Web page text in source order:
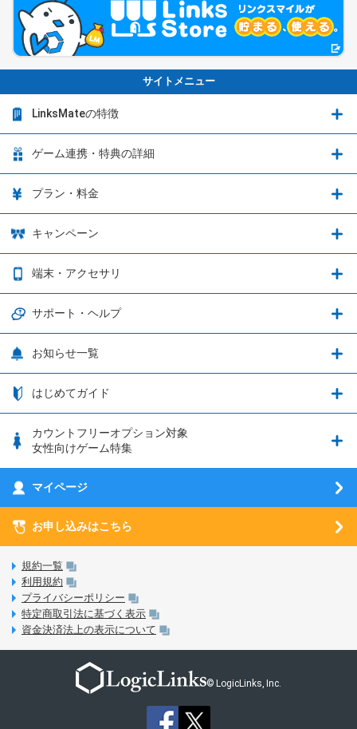
サイトメニュー
LinksMateの特徴
LinksMateの特徴
音声通話料金がもっとオトクに
データ通信容量繰り越し
通信エリアと通信速度状況
つながる端末保証
フィルタリングアプリ
5G回線オプションについて
LINE年齢認証について
LinksStoreについて
ゲーム連携・特典の詳細
ゲーム連携・特典の詳細
ブレイブソード×ブレイズソウル
ウマ娘 プリティーダービー
プリンセスコネクト！Re:Dive
釣り★スタ
ウマスクについて
プラン・料金
プラン・料金
3種類のSIMタイプ
日割り計算
キャンペーン
お得なキャンペーン実施中！
OPPO端末購入キャンペーン第5弾
端末・アクセサリ
端末・アクセサリ
iPhone利用について
動作確認済み端末一覧
サポート・ヘルプ
サポート・ヘルプ
nanoSIM･microSIM･通常SIMの初期設定方法
eSIMの初期設定方法
MVNOのギモンを解消！
3Dセキュアについて
未成年者の方のご契約
通信制限について
動作確認済み端末一覧
お知らせ一覧
お知らせ一覧
はじめてガイド
はじめてガイド
SIMサービスについて
SIMロック解除ガイド
LinksMateのサービスについて
LPについて
おすすめプラン
お申し込み方法
カウントフリーオプション対象
女性向けゲーム特集
刀剣乱舞-ONLINE- Pocket
あんさんぶるスターズ！！Music
マイページ
お申し込みはこちら
規約一覧
利用規約
プライバシーポリシー
特定商取引法に基づく表示
資金決済法上の表示について
© LogicLinks, Inc.